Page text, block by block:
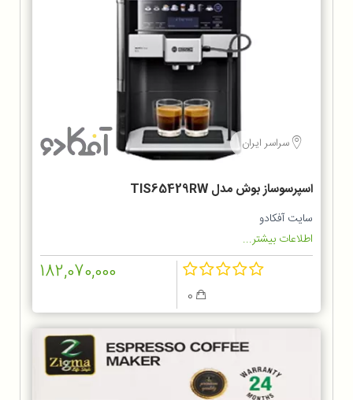
سراسر ایران
اسپرسوساز بوش مدل TIS65429RW
سایت آفکادو
اطلاعات بیشتر...
182,070,000